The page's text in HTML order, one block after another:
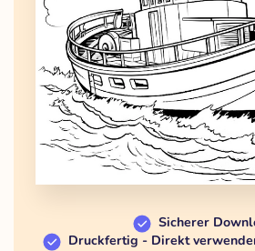
Sicherer
Druckfertig - Direkt